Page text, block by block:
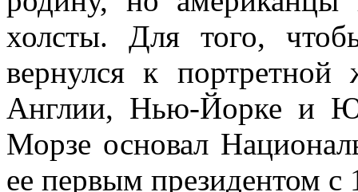
холсты. Для того,
вернулся к
Англии, Нью-Йорке и
Морзе основал
ее первым президентом с